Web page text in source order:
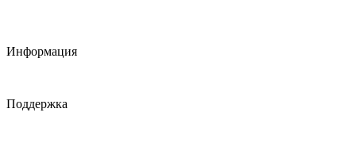
Информация
Поддержка